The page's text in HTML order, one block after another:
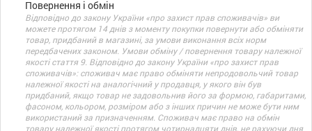
Повернення і обмін
Відповідно до закону України «про захист прав споживачів» ви
можете протягом 14 днів з моменту покупки повернути або обміняти
товар, придбаний в магазині, за умови виконання всіх норм
передбачених законом. Умови обміну / повернення товару належної
якості стаття 9. Відповідно до закону України «про захист прав
споживачів»: споживач має право обміняти непродовольчий товар
належної якості на аналогічний у продавця, у якого він був
придбаний, якщо товар не задовольнив його за формою, габаритами,
фасоном, кольором, розміром або з інших причин не може бути ним
використаний за призначенням. Споживач має право на обмін
товару належної якості протягом чотирнадцяти днів, не рахуючи дня